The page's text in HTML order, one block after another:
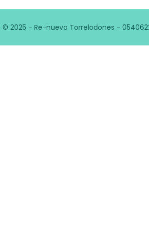
2025 - Re-nuevo Torrelodones -